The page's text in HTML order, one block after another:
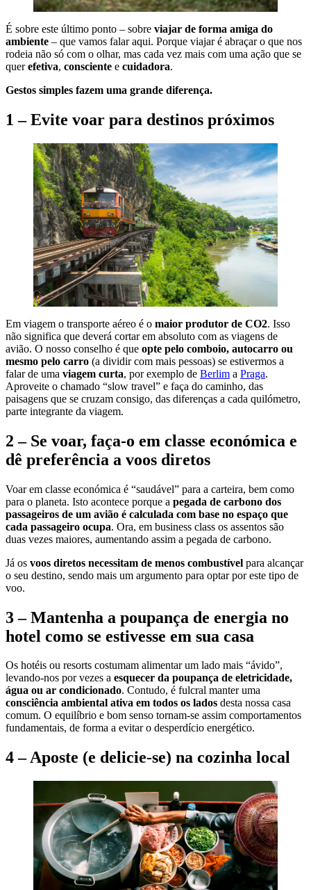
É sobre este último ponto – sobre viajar de forma amiga do
ambiente – que vamos falar aqui. Porque viajar é abraçar o que nos
rodeia não só com o olhar, mas cada vez mais com uma ação que se
querefetiva, consciente e cuidadora.
Gestos simples fazem uma grande diferença.
1 – Evite voar para destinos próximos
Em viagem o transporte aéreo é o maior produtor de CO2. Isso
não significa que deverá cortar em absoluto com as viagens de
avião. O nosso conselho é que opte pelo comboio, autocarro ou
mesmo pelo carro (a dividir com mais pessoas) se estivermos a
falar de uma viagem curta, por exemplo de Berlim a Praga.
Aproveite o chamado “slow travel” e faça do caminho, das
paisagens que se cruzam consigo, das diferenças a cada quilómetro,
parte integrante da viagem.
2 – Se voar, faça-o em classe económica e
dê preferência a voos diretos
Voar em classe económica é “saudável” para a carteira, bem como
para o planeta. Isto acontece porque a pegada de carbono dos
passageiros de um avião é calculada com base no espaço que
cada passageiro ocupa. Ora, em business class os assentos são
duas vezes maiores, aumentando assim a pegada de carbono.
Já os voos diretos necessitam de menos combustível para alcançar
o seu destino, sendo mais um argumento para optar por este tipo de
voo.
3 – Mantenha a poupança de energia no
hotel como se estivesse em sua casa
Os hotéis ou resorts costumam alimentar um lado mais “ávido”,
levando-nos por vezes a esquecer da poupança de eletricidade,
água ou ar condicionado. Contudo, é fulcral manter uma
consciência ambiental ativa em todos os lados desta nossa casa
comum. O equilíbrio e bom senso tornam-se assim comportamentos
fundamentais, de forma a evitar o desperdício energético.
4 – Aposte (e delicie-se) na cozinha local